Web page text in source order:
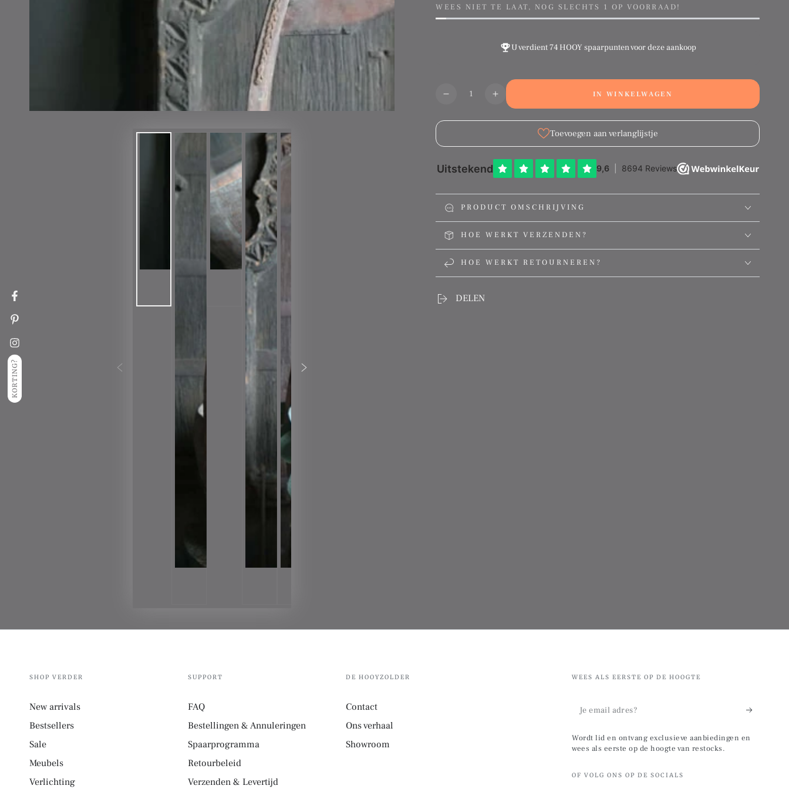
WEES NIET TE LAAT, NOG SLECHTS 1 OP VOORRAAD!
U verdient74 HOOY spaarpuntenvoor deze aankoop
Aantal
Translation
nl.products.product.quantity.decrease
Translation
missing:
nl.products.product.quantity.increase
IN WINKELWAGEN
Toevoegen aan verlanglijstje
PRODUCT OMSCHRIJVING
HOE WERKT VERZENDEN?
HOE WERKT RETOURNEREN?
DELEN
SHOP VERDER
New arrivals
Bestsellers
Sale
Meubels
Verlichting
SUPPORT
FAQ
Bestellingen & Annuleringen
Spaarprogramma
Retourbeleid
Verzenden & Levertijd
DE HOOYZOLDER
Contact
Ons verhaal
Showroom
WEES ALS EERSTE OP DE HOOGTE
adres?
Wordt lid en ontvang exclusieve aanbiedingen en
wees als eerste op de hoogte van restocks.
OF VOLG ONS OP DE SOCIALS
Facebook
Pinterest
Instagram
KORTING?